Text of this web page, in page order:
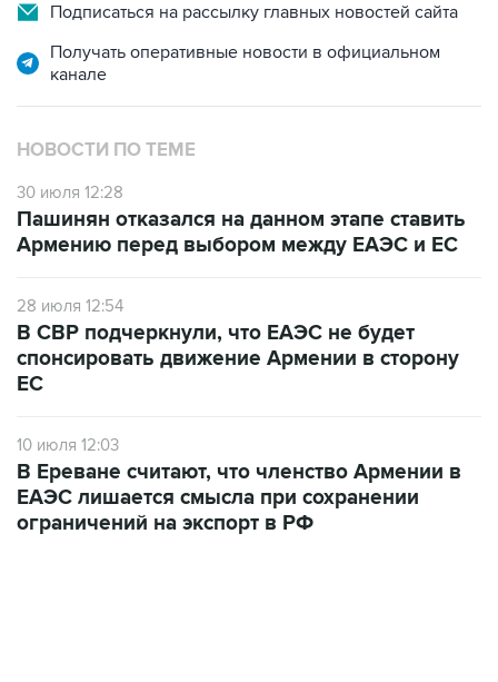
Подписаться на рассылку главных новостей сайта
Получать оперативные новости в официальном
канале
НОВОСТИ ПО ТЕМЕ
30 июля 12:28
Пашинян отказался на данном этапе ставить
Армению перед выбором между ЕАЭС и ЕС
28 июля 12:54
В СВР подчеркнули, что ЕАЭС не будет
спонсировать движение Армении в сторону
ЕС
10 июля 12:03
В Ереване считают, что членство Армении в
ЕАЭС лишается смысла при сохранении
ограничений на экспорт в РФ